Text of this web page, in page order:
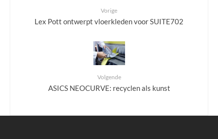
Vorige
Lex Pott ontwerpt vloerkleden voor SUITE702
Volgende
ASICS NEOCURVE: recyclen als kunst